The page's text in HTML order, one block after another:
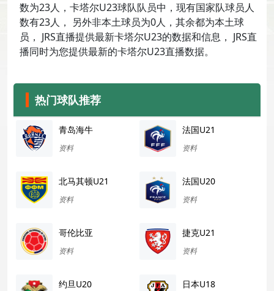
数为23人，卡塔尔U23球队队员中，现有国家队球员人
数有23人， 另外非本土球员为0人，其余都为本土球
员， JRS直播提供最新卡塔尔U23的数据和信息， JRS直
播同时为您提供最新的卡塔尔U23直播数据。
热门球队推荐
青岛海牛
资料
法国U21
资料
北马其顿U21
资料
法国U20
资料
哥伦比亚
资料
捷克U21
资料
约旦U20 日本U18